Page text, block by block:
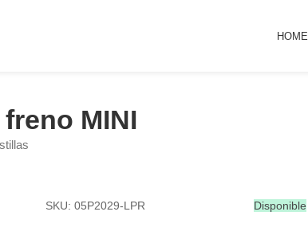
HOME
MINI
SKU: 05P2029-LPR Disponible